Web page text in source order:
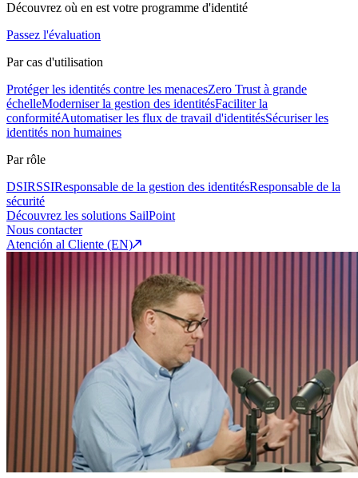
Découvrez où en est votre programme d'identité
Passez l'évaluation
Par cas d'utilisation
Protéger les identités contre les menacesZero Trust à grande
échelleModerniser la gestion des identitésFaciliter la
conformitéAutomatiser les flux de travail d'identitésSécuriser les
identités non humaines
Par rôle
DSIRSSIResponsable de la gestion des identitésResponsable de la
sécurité
Découvrez les solutions SailPoint
Nous contacter
Atención al Cliente (EN)